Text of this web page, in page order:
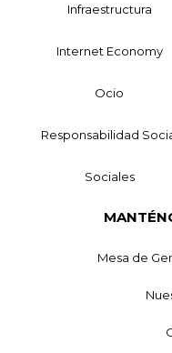
Infraestructura
Internet Economy
Ocio
Responsabilidad
Sociales
Mesa de